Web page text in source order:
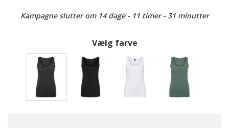
Kampagne slutter om 14 dage - 11 timer - 31 minutter
Vælg farve